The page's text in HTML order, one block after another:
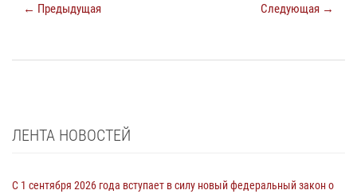
← Предыдущая Следующая →
ЛЕНТА НОВОСТЕЙ
С 1 сентября 2026 года вступает в силу новый федеральный закон о